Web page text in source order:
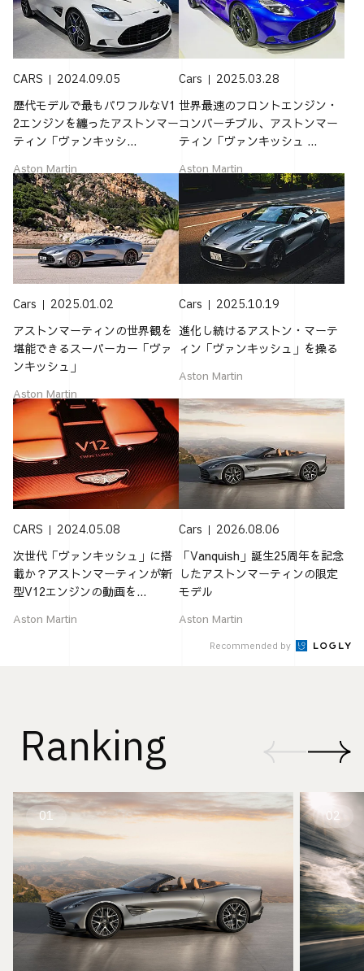
CARS 2024.09.05
歴代モデルで最もパワフルなV1
2エンジンを纏ったアストンマー
ティン「ヴァンキッシ...
Aston Martin
Cars 2025.03.28
世界最速のフロントエンジン・
コンバーチブル、アストンマー
ティン「ヴァンキッシュ ...
Aston Martin
Cars 2025.01.02
アストンマーティンの世界観を
堪能できるスーパーカー「ヴァ
ンキッシュ」
Aston Martin
Cars 2025.10.19
進化し続けるアストン・マーテ
ィン「ヴァンキッシュ」を操る
Aston Martin
CARS 2024.05.08
次世代「ヴァンキッシュ」に搭
載か？アストンマーティンが新
型V12エンジンの動画を...
Aston Martin
Cars 2026.08.06
「Vanquish」誕生25周年を記念
したアストンマーティンの限定
モデル
Aston Martin
Recommended by
Ranking
01 02